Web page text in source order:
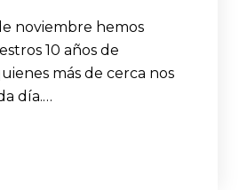
noviembre hemos
10 años de
más de cerca nos
día.…